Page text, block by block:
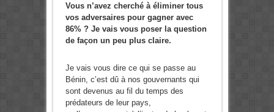
Vous n’avez cherché à éliminer tous
vos adversaires pour gagner avec
86% ? Je vais vous poser la question
de façon un peu plus claire.
Je vais vous dire ce qui se passe au
Bénin, c’est dû à nos gouvernants qui
sont devenus au fil du temps des
prédateurs de leur pays,